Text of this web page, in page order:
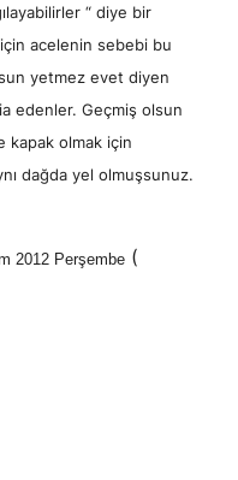
“ diye bir
acelenin sebebi bu
yetmez evet diyen
edenler. Geçmiş olsun
kapak olmak için
dağda yel olmuşsunuz.
2012 Perşembe (